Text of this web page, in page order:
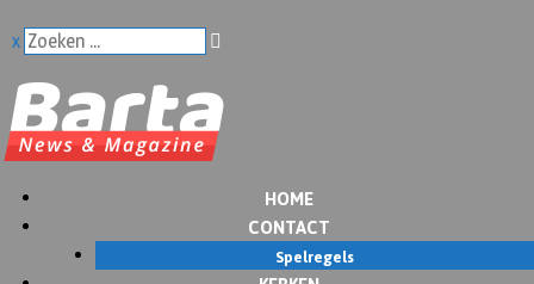
x
HOME
CONTACT
Spelregels